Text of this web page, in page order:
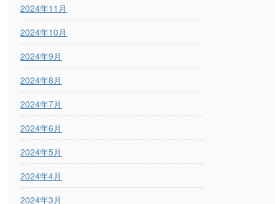
2024年11月
2024年10月
2024年9月
2024年8月
2024年7月
2024年6月
2024年5月
2024年4月
2024年3月